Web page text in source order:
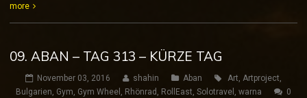
more
09. ABAN – TAG 313 – KÜRZE TAG
November 03, 2016 shahin Aban Art, Artproject,
Bulgarien, Gym, Gym Wheel , Rhönrad , RollEast, Solotravel , warna
0